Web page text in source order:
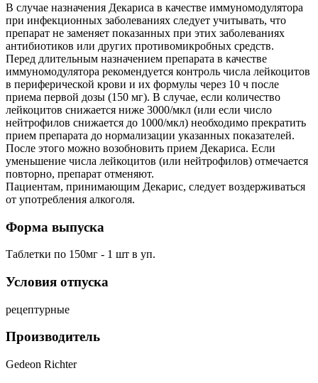
В случае назначения Декариса в качестве иммуномодулятора
при инфекционных заболеваниях следует учитывать, что
препарат не заменяет показанных при этих заболеваниях
антибиотиков или других противомикробных средств.
Перед длительным назначением препарата в качестве
иммуномодулятора рекомендуется контроль числа лейкоцитов
в периферической крови и их формулы через 10 ч после
приема первой дозы (150 мг). В случае, если количество
лейкоцитов снижается ниже 3000/мкл (или если число
нейтрофилов снижается до 1000/мкл) необходимо прекратить
прием препарата до нормализации указанных показателей.
После этого можно возобновить прием Декариса. Если
уменьшение числа лейкоцитов (или нейтрофилов) отмечается
повторно, препарат отменяют.
Пациентам, принимающим Декарис, следует воздерживаться
от употребления алкоголя.
Форма выпуска
Таблетки по 150мг - 1 шт в уп.
Условия отпуска
рецептурные
Производитель
Gedeon Richter